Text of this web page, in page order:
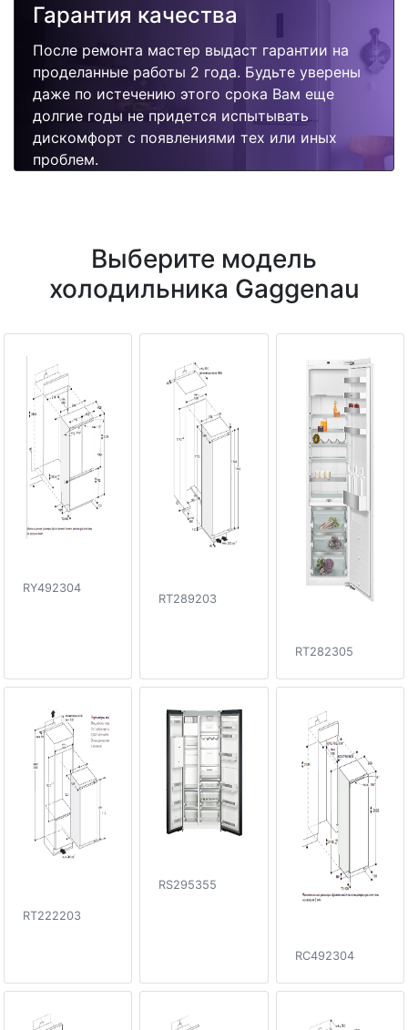
Гарантия качества
После ремонта мастер выдаст гарантии на
проделанные работы 2 года. Будьте уверены
даже по истечению этого срока Вам еще
долгие годы не придется испытывать
дискомфорт с появлениями тех или иных
проблем.
Выберите модель
холодильника Gaggenau
RY492304
RT289203
RT282305
RT222203
RS295355
RC492304